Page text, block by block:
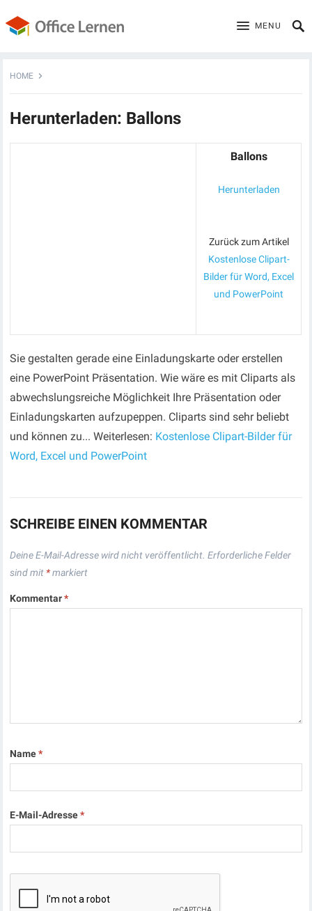
MENU
HOME
Herunterladen: Ballons
Ballons
Herunterladen
Zurück zum Artikel
Kostenlose Clipart-
Bilder für Word, Excel
und PowerPoint
Sie gestalten gerade eine Einladungskarte oder erstellen
eine PowerPoint Präsentation. Wie wäre es mit Cliparts als
abwechslungsreiche Möglichkeit Ihre Präsentation oder
Einladungskarten aufzupeppen. Cliparts sind sehr beliebt
und können zu... Weiterlesen: Kostenlose Clipart-Bilder für
Word, Excel und PowerPoint
SCHREIBE EINEN KOMMENTAR
Deine E-Mail-Adresse wird nicht veröffentlicht. Erforderliche Felder
sind mit *markiert
Kommentar*
Name*
E-Mail-Adresse*